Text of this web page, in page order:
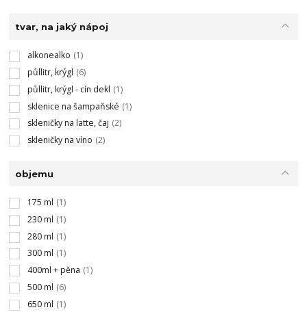
tvar, na jaký nápoj
alkonealko (1)
půllitr, krýgl (6)
půllitr, krýgl - cín dekl (1)
sklenice na šampaňské (1)
skleničky na latte, čaj (2)
skleničky na víno (2)
objemu
175 ml (1)
230 ml (1)
280 ml (1)
300 ml (1)
400ml + pěna (1)
500 ml (6)
650 ml (1)